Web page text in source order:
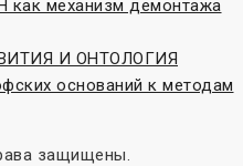
как механизм демонтажа
И ОНТОЛОГИЯ
оснований к методам
защищены.